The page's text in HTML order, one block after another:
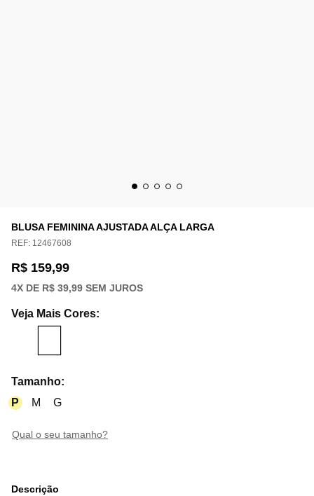
BLUSA FEMININA AJUSTADA ALÇA LARGA
REF: 12467608
R$ 159,99
4X DE R$ 39,99 SEM JUROS
Veja Mais Cores:
Tamanho:
P
M G
qual o seu tamanho?
Descrição